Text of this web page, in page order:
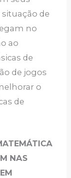
de
no
ao
de
de jogos
o
de
NAS